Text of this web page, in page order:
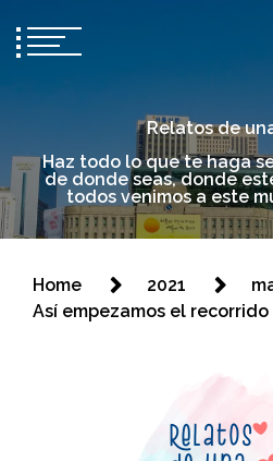
Relatos de
Haz todo lo que te haga
de donde seas, donde
todos venimos a este
Home 2021
Así empezamos el